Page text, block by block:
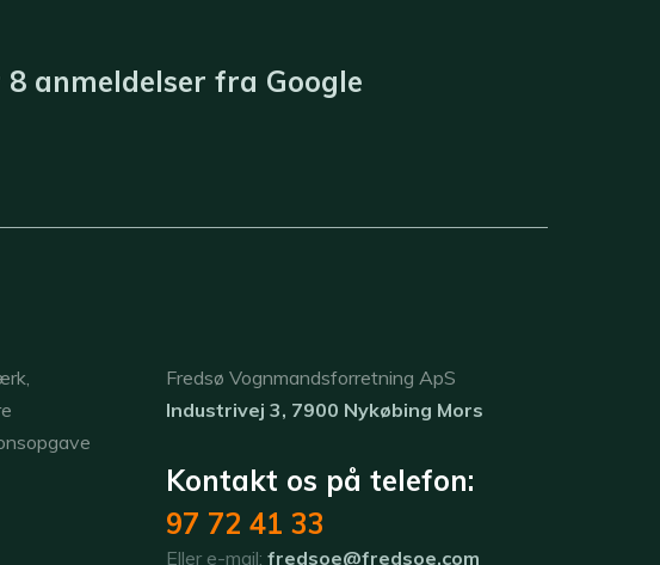
anmeldelser fra Google
​Fredsø Vognmandsforretning ApS
Industrivej 3, 7900 Nykøbing Mors
Kontakt os på telefon:
97 72 41 33
Eller e-mail:fredsoe@fredsoe.com